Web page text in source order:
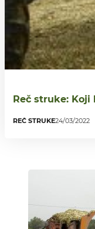
Reč struke:
REČ STRUKE24/03/2022